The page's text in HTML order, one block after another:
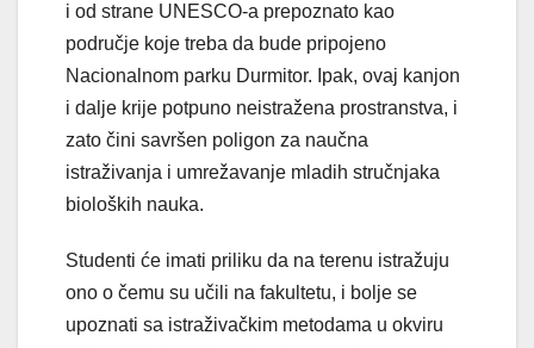
i od strane UNESCO-a prepoznato kao
područje koje treba da bude pripojeno
Nacionalnom parku Durmitor. Ipak, ovaj kanjon
i dalje krije potpuno neistražena prostranstva, i
zato čini savršen poligon za naučna
istraživanja i umrežavanje mladih stručnjaka
bioloških nauka.
Studenti će imati priliku da na terenu istražuju
ono o čemu su učili na fakultetu, i bolje se
upoznati sa istraživačkim metodama u okviru